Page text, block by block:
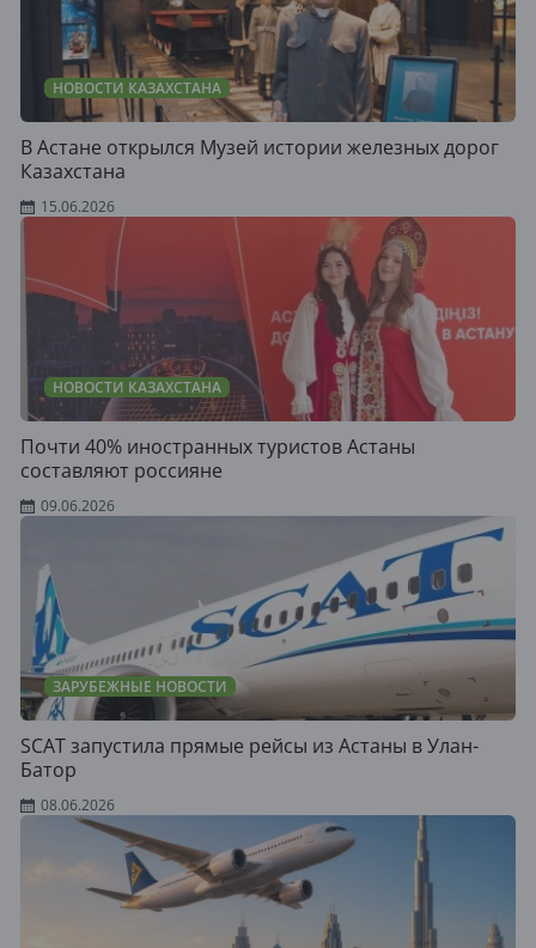
НОВОСТИ КАЗАХСТАНА
В Астане открылся Музей истории железных дорог
Казахстана
15.06.2026
НОВОСТИ КАЗАХСТАНА
Почти 40% иностранных туристов Астаны
составляют россияне
09.06.2026
ЗАРУБЕЖНЫЕ НОВОСТИ
SCAT запустила прямые рейсы из Астаны в Улан-
Батор
08.06.2026